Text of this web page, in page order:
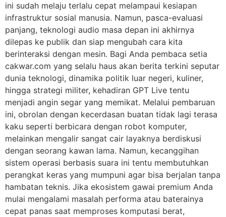
ini sudah melaju terlalu cepat melampaui kesiapan
infrastruktur sosial manusia. Namun, pasca-evaluasi
panjang, teknologi audio masa depan ini akhirnya
dilepas ke publik dan siap mengubah cara kita
berinteraksi dengan mesin. Bagi Anda pembaca setia
cakwar.com yang selalu haus akan berita terkini seputar
dunia teknologi, dinamika politik luar negeri, kuliner,
hingga strategi militer, kehadiran GPT Live tentu
menjadi angin segar yang memikat. Melalui pembaruan
ini, obrolan dengan kecerdasan buatan tidak lagi terasa
kaku seperti berbicara dengan robot komputer,
melainkan mengalir sangat cair layaknya berdiskusi
dengan seorang kawan lama. Namun, kecanggihan
sistem operasi berbasis suara ini tentu membutuhkan
perangkat keras yang mumpuni agar bisa berjalan tanpa
hambatan teknis. Jika ekosistem gawai premium Anda
mulai mengalami masalah performa atau baterainya
cepat panas saat memproses komputasi berat,